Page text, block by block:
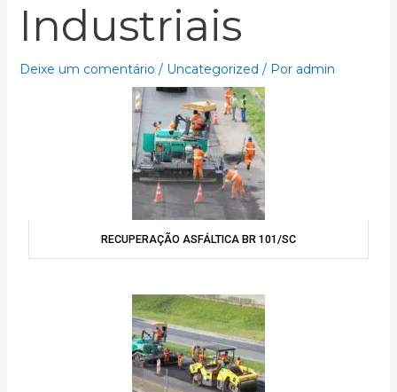
Industriais
Deixe um comentário / Uncategorized / Por admin
RECUPERAÇÃO ASFÁLTICA BR 101/SC